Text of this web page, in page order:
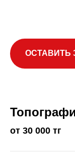
ОСТАВИТЬ
от 30 000 тг